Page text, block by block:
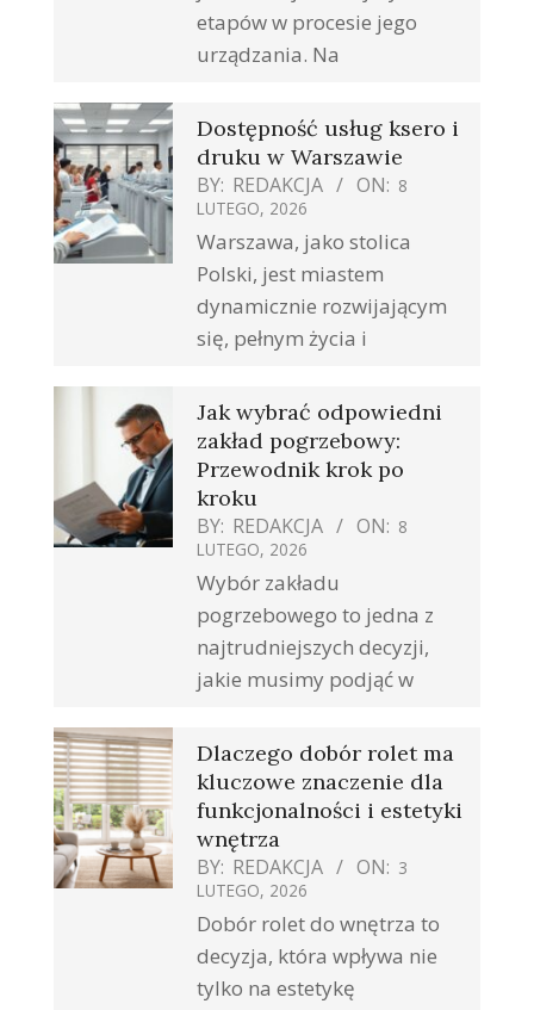
etapów w procesie jego
urządzania. Na
Dostępność usług ksero i
druku w Warszawie
BY: REDAKCJA ON: 8
LUTEGO, 2026
Warszawa, jako stolica
Polski, jest miastem
dynamicznie rozwijającym
się, pełnym życia i
Jak wybrać odpowiedni
zakład pogrzebowy:
Przewodnik krok po
kroku
BY: REDAKCJA ON: 8
LUTEGO, 2026
Wybór zakładu
pogrzebowego to jedna z
najtrudniejszych decyzji,
jakie musimy podjąć w
Dlaczego dobór rolet ma
kluczowe znaczenie dla
funkcjonalności i estetyki
wnętrza
BY: REDAKCJA ON: 3
LUTEGO, 2026
Dobór rolet do wnętrza to
decyzja, która wpływa nie
tylko na estetykę